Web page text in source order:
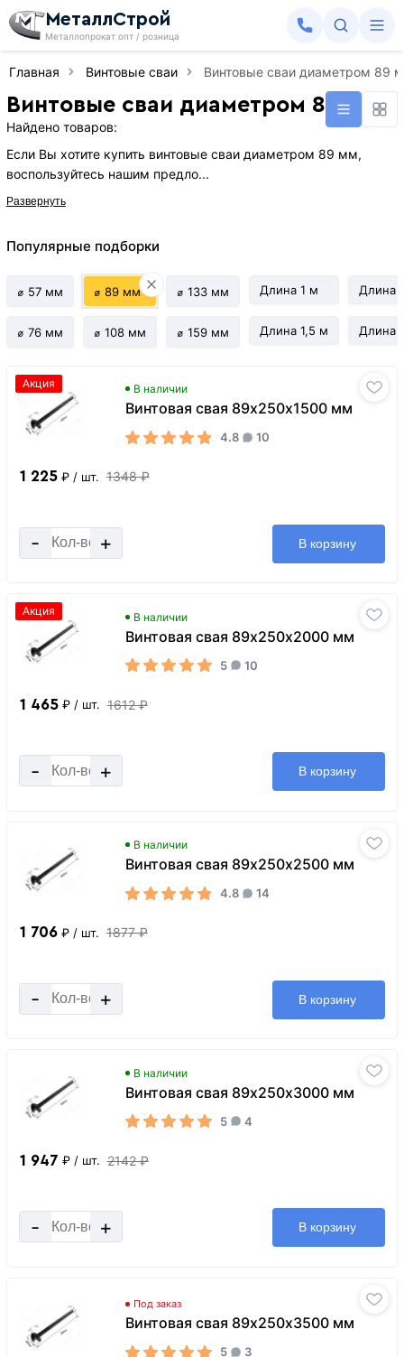
МеталлСтрой
Металлопрокат опт / розница
Главная Винтовые сваи Винтовые сваи диаметром 89
Винтовые сваи диаметром 89 мм
Найдено товаров:
Если Вы хотите купить винтовые сваи диаметром 89 мм,
воспользуйтесь нашим предло...
Развернуть
Популярные подборки
⌀ 57 мм
⌀ 76 мм
⌀ 89 мм
⌀ 108 мм
⌀ 133 мм
⌀ 159 мм
Длина 1 м
Длина 1,5 м
Длина
Длина
В наличии
Винтовая свая 89х250х1500 мм
4.8 10
Акция
1 225 ₽ / шт. 1348 ₽
- + В корзину
В наличии
Винтовая свая 89х250х2000 мм
5 10
Акция
1 465 ₽ / шт. 1612 ₽
- + В корзину
В наличии
Винтовая свая 89х250х2500 мм
4.8 14
1 706 ₽ / шт. 1877 ₽
- + В корзину
В наличии
Винтовая свая 89х250х3000 мм
5 4
1 947 ₽ / шт. 2142 ₽
- + В корзину
Под заказ
Винтовая свая 89х250х3500 мм
5 3